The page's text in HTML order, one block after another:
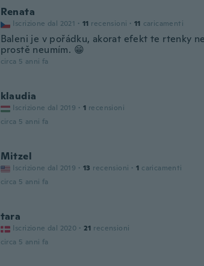
Renata
Iscrizione dal 2021 · 11 recensioni · 11 caricamenti
Baleni je v pořádku, akorat efekt te rtenky
prostě neumím. 😁
circa 5 anni fa
klaudia
Iscrizione dal 2019 · 1 recensioni
circa 5 anni fa
Mitzel
Iscrizione dal 2019 · 13 recensioni · 1 caricamenti
circa 5 anni fa
tara
Iscrizione dal 2020 · 21 recensioni
circa 5 anni fa